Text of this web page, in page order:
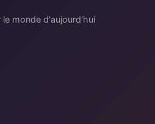
monde d'aujourd'hui